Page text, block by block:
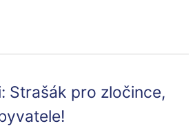
Strašák pro zločince,